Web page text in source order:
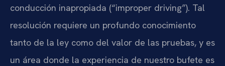
conducción inapropiada (“improper driving”). Tal
resolución requiere un profundo conocimiento
tanto de la ley como del valor de las pruebas, y es
un área donde la experiencia de nuestro bufete es